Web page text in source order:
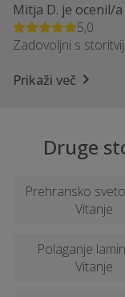
Mitja D. je ocenil/a
5,0
Zadovoljni s
Prikaži več
Druge
Prehransko
Vitanje
Polaganje
Vitanje